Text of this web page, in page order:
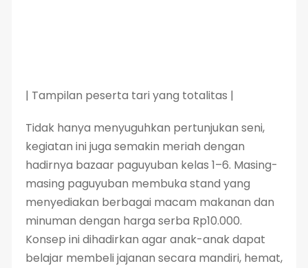
| Tampilan peserta tari yang totalitas |
Tidak hanya menyuguhkan pertunjukan seni,
kegiatan ini juga semakin meriah dengan
hadirnya bazaar paguyuban kelas 1–6. Masing-
masing paguyuban membuka stand yang
menyediakan berbagai macam makanan dan
minuman dengan harga serba Rp10.000.
Konsep ini dihadirkan agar anak-anak dapat
belajar membeli jajanan secara mandiri, hemat,